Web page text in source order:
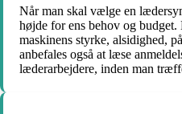
Når man skal vælge en
højde for ens behov og
maskinens styrke, alsidighed,
anbefales også at læse
læderarbejdere, inden man